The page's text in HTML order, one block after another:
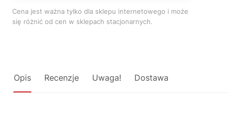
Cena jest ważna tylko dla sklepu internetowego i może
się różnić od cen w sklepach stacjonarnych.
Opis Recenzje Uwaga! Dostawa